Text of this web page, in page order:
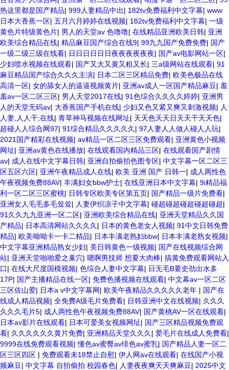
热这里都是国产精品| 999人妻精品中出| 182tv免费福利中文字幕| www
日本大香蕉一区| 五月六月婷婷在线视频| 182tv免费福利中文字幕| 一级
黄色片特级黄色片| 男人的天堂av 色噜噜| 在线精品亚洲欧美日韩| 亚洲
欧美综合精品在线| 精品麻豆国产综合在线9| 99九九国产免费免费| 国产
一级二级三级在线看| 日日日日日日夜夜夜夜夜夜| 国产av电影网站一区|
少妇喷水视频在线观看| 国产又大又黄又粗又长| 三a级网站在线观看| 91
麻豆精品国产综合久久久主演| 日本二区三区精品免费| 欧美色极品在线
高清一区| 女的舔女人的逼逼视频黄片| 亚洲av成人一区国产精品麻豆| 羞
羞av一区二区三区| 男人天堂2017在线| 91色综合久久久久婷婷| 亚洲男
人的天堂无码av| 大香蕉国产手机在线| 少妇又色又紧又爽又刺激视频| 人
人妻,人人干,在线| 青草神马视频在线网址| 天天色天天日天天干天天色|
超碰人人综合网97| 91综合精品久久久久久 | 97人妻人人做人碰人人玩|
2021国产精彩在线视频| av精品一区二区三区免费观看| 亚洲黄色小视频
网址| 亚洲av黄色在线播放| 在线观看国内精品三区| 在线观看国产剧情
av| 成人在线中文字幕日韩| 亚洲自拍偷拍色图专区| 中文字幕一区二区三
区五区六区| 亚洲午夜精品成人在线| 欧美 亚洲 国产 日韩一| 成人两性色
午夜视频免费88AV| 丰满妇女bbw护士| 在线亚洲日本中文字幕| 9i精品福
利一区二区三区蜜桃| 日韩专区欧美专区第五页| 国产精品一级片免费看|
亚洲女人毛毛多毛耸耸| 人妻伊织凉子中文字幕| 碰超碰超碰超碰超碰超|
91久久九九亚洲一区二区| 亚洲欧美综合精品在线| 亚洲天堂精品久久国
产精品| 日本高清网站久久久久 | 日本的黄色老女人视频| 91中文日韩免费
精品| 欧美呦呦卡一卡二精品| 日本丰满老熟妇bbw| 日本丰满老熟女视频|
中文字幕亚洲精品熟女少妇| 美日韩黄色一级视频| 国产在线视频综合网
站| 亚洲天堂啪啪爱之巢穴| 嗯啊男技师 想要大肉棒| 搞黄免费观看网站入
口| 在线大尺度国模视频| 色综合人妻中文字幕| 日无毛B要史劲出水多
17P| 国产主播精品在线一区| 免费色播视频在线观看| 中文幕av一区二区
三区佐山爱| 日本a v中文字幕网| 欧美午夜精品久久久久久老年 | 国产在
线成人精品视频| 全免费A级毛片免费看| 日韩亚洲中文在线视频| 久久久
久久久毛片5| 成人两性色午夜视频免费88AV| 国产黄桃AV一区在线观看|
日本av影片在线观看| 日本可爱美女视频网址| 国产三区精品视频免费观
看| 久久久久久久黄片免费| 亚洲精品天堂久久久 | 爱毛片在线成人免费看|
9999在线免费观看视频|懂色av蜜臀av绯色av蜜乳| 国产精品人妻一区二
区三区四区 | 免费观看未18禁止自慰| 伊人网av在线观看| 在线国产小视
频麻豆| 中文字幕 自拍偷拍 校园春色| 人妻夜夜爽天天爽麻豆| 2025中文